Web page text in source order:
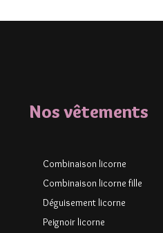
Nos vêtements
Combinaison licorne
Combinaison licorne fille
Déguisement licorne
Peignoir licorne